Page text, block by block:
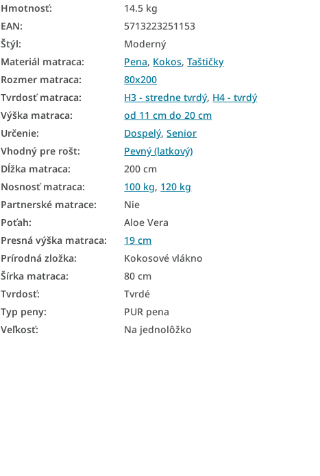
Hmotnosť:
14.5 kg
EAN:
5713223251153
Štýl:
Moderný
Materiál matraca: Pena, Kokos,Taštičky
Rozmer matraca:
80x200
Tvrdosť matraca: H3 - stredne tvrdý, H4 - tvrdý
Výška matraca:
od 11 cm do 20 cm
Určenie: Dospelý,Senior
Vhodný pre rošt:
Pevný (latkový)
Dĺžka matraca:
200 cm
Nosnosť matraca: 100 kg, 120 kg
Partnerské matrace:
Nie
Poťah:
Aloe Vera
Presná výška matraca:
19 cm
Prírodná zložka:
Kokosové vlákno
Šírka matraca:
80 cm
Tvrdosť:
Tvrdé
Typ peny:
PUR pena
Veľkosť: Na jednolôžko